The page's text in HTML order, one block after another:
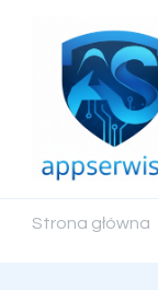
Strona główna